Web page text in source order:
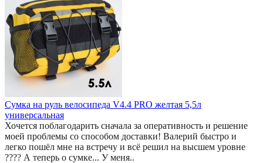
Сумка на руль велосипеда V4.4 PRO желтая 5,5л
универсальная
Хочется поблагодарить сначала за оперативность и решение
моей проблемы со способом доставки! Валерий быстро и
легко пошёл мне на встречу и всё решил на высшем уровне
???? А теперь о сумке... У меня..